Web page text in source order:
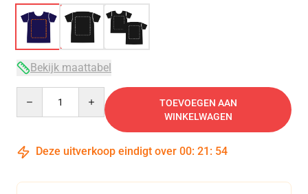
Bekijk maattabel
TOEVOEGEN AAN
WINKELWAGEN
Deze uitverkoop eindigt over 00: 21 : 53